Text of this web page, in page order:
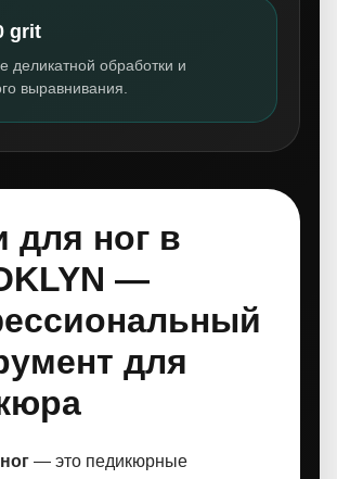
grit
деликатной обработки и
выравнивания.
для ног в
—
для
— это педикюрные